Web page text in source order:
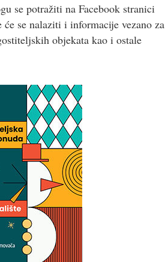
se potražiti na Facebook stranici
se nalaziti i informacije vezano za
objekata kao i ostale